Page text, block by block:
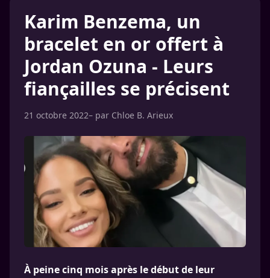
Karim Benzema, un
bracelet en or offert à
Jordan Ozuna - Leurs
fiançailles se précisent
21 octobre 2022– par Chloe B. Arieux
À peine cinq mois après le début de leur